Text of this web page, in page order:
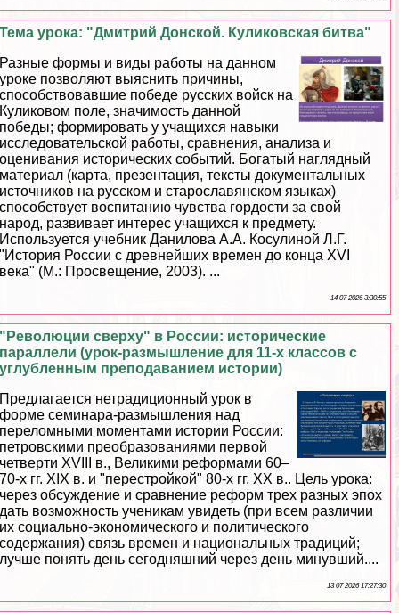
Тема урока: "Дмитрий Донской. Куликовская битва"
Разные формы и виды работы на данном
уроке позволяют выяснить причины,
способствовавшие победе русских войск на
Куликовом поле, значимость данной
победы; формировать у учащихся навыки
исследовательской работы, сравнения, анализа и
оценивания исторических событий. Богатый наглядный
материал (карта, презентация, тексты документальных
источников на русском и старославянском языках)
способствует воспитанию чувства гордости за свой
народ, развивает интерес учащихся к предмету.
Используется учебник Данилова А.А. Косулиной Л.Г.
"История России с древнейших времен до конца XVI
века" (М.: Просвещение, 2003). ...
14 07 2026 3:30:55
"Революции сверху" в России: исторические
параллели (урок-размышление для 11-х классов с
углубленным преподаванием истории)
Предлагается нетрадиционный урок в
форме семинара-размышления над
переломными моментами истории России:
петровскими преобразованиями первой
четверти XVIII в., Великими реформами 60–
70-х гг. XIX в. и "перестройкой" 80-х гг. ХХ в.. Цель урока:
через обсуждение и сравнение реформ трех разных эпох
дать возможность ученикам увидеть (при всем различии
их социально-экономического и политического
содержания) связь времен и национальных традиций;
лучше понять день сегодняшний через день минувший....
13 07 2026 17:27:30